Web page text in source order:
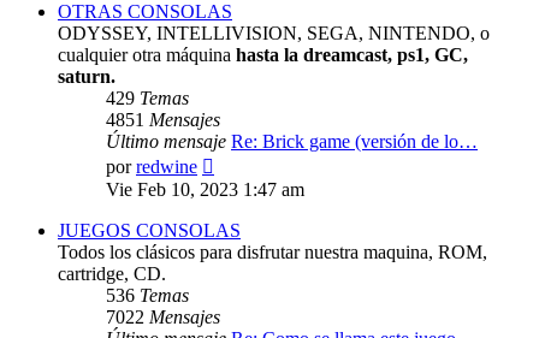
OTRAS CONSOLAS
ODYSSEY, INTELLIVISION, SEGA, NINTENDO, o
cualquier otra máquina hasta la dreamcast, ps1, GC,
saturn.
429 Temas
4851 Mensajes
Último mensaje Re: Brick game (versión de lo…
porredwine
último
Vie Feb 10, 2023 1:47 am
JUEGOS CONSOLAS
Todos los clásicos para disfrutar nuestra maquina, ROM,
cartridge, CD.
536 Temas
7022 Mensajes